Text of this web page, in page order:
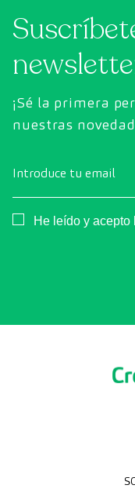
¡Sé la primera
nuestras
Introduce tu email
Consentimiento
He leído y acepto